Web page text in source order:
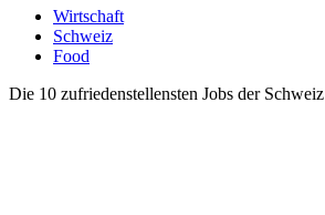
Wirtschaft
Schweiz
Food
Die 10 zufriedenstellensten Jobs der Schweiz